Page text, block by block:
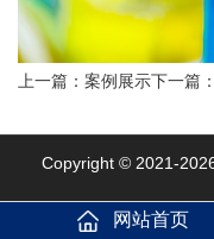
上一篇：案例展示下一篇
Copyright © 2021-
网站首页